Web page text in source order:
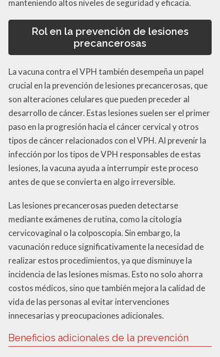
manteniendo altos niveles de seguridad y eficacia.
Rol en la prevención de lesiones
precancerosas
La vacuna contra el VPH también desempeña un papel
crucial en la prevención de lesiones precancerosas, que
son alteraciones celulares que pueden preceder al
desarrollo de cáncer. Estas lesiones suelen ser el primer
paso en la progresión hacia el cáncer cervical y otros
tipos de cáncer relacionados con el VPH. Al prevenir la
infección por los tipos de VPH responsables de estas
lesiones, la vacuna ayuda a interrumpir este proceso
antes de que se convierta en algo irreversible.
Las lesiones precancerosas pueden detectarse
mediante exámenes de rutina, como la citología
cervicovaginal o la colposcopia. Sin embargo, la
vacunación reduce significativamente la necesidad de
realizar estos procedimientos, ya que disminuye la
incidencia de las lesiones mismas. Esto no solo ahorra
costos médicos, sino que también mejora la calidad de
vida de las personas al evitar intervenciones
innecesarias y preocupaciones adicionales.
Beneficios adicionales de la prevención